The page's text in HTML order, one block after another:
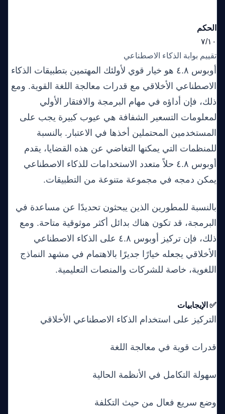
الحكم
٧/١٠
تقييم بوابة الذكاء الاصطناعي
أوبوس ٤.٨ هو خيار قوي لأولئك المهتمين بتطبيقات الذكاء
الاصطناعي الأخلاقي مع قدرات معالجة اللغة القوية. ومع
ذلك، فإن أداؤه في مهام البرمجة والافتقار الأولي
لمعلومات التسعير الشفافة هي عيوب كبيرة يجب على
المستخدمين المحتملين أخذها في الاعتبار. بالنسبة
للمنظمات التي يمكنها التغاضي عن هذه القضايا، يقدم
أوبوس ٤.٨ حلاً متعدد الاستخدامات للذكاء الاصطناعي
يمكن دمجه في مجموعة متنوعة من التطبيقات.
بالنسبة للمطورين الذين يبحثون تحديدًا عن مساعدة في
البرمجة، قد تكون هناك بدائل أكثر موثوقية متاحة. ومع
ذلك، فإن تركيز أوبوس ٤.٨ على الذكاء الاصطناعي
الأخلاقي يجعله خيارًا جديرًا بالاهتمام في مشهد النماذج
اللغوية، خاصة للشركات والمنصات التعليمية.
✅ الإيجابيات
التركيز على استخدام الذكاء الاصطناعي الأخلاقي
قدرات قوية في معالجة اللغة
سهولة التكامل في الأنظمة الحالية
وضع سريع فعال من حيث التكلفة